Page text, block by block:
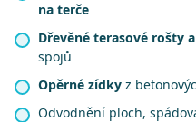
na terče
Dřevěné terasové rošty
spojů
Opěrné zídky z
Odvodnění ploch,